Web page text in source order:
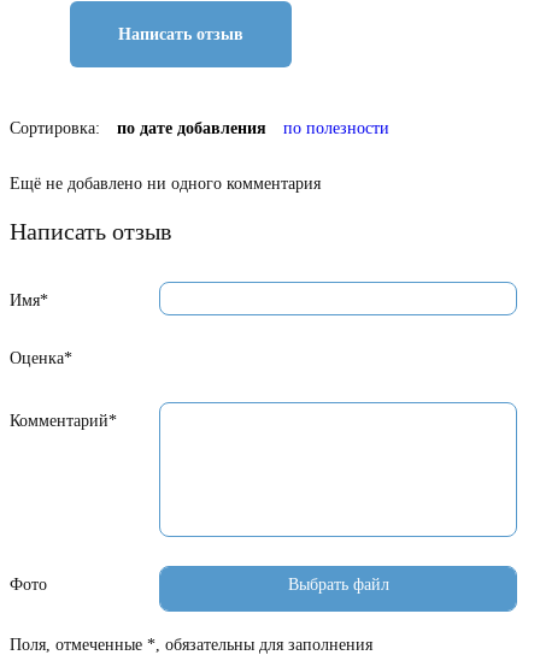
Написать отзыв
Сортировка: по дате добавления по полезности
Ещё не добавлено ни одного комментария
Написать отзыв
Имя*
Оценка*
Комментарий*
Фото
Поля, отмеченные *, обязательны для заполнения